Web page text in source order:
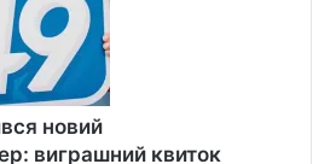
новий
виграшний квиток